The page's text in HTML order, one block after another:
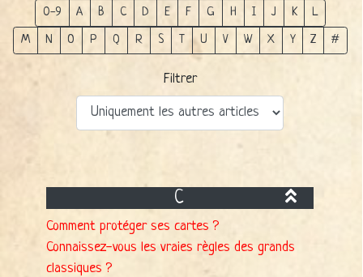
0-9 A B C D E F G H I J K L
M N O P Q R S T U V W X Y Z #
Filtrer
C
Comment protéger ses cartes ?
Connaissez-vous les vraies règles des grands
classiques ?